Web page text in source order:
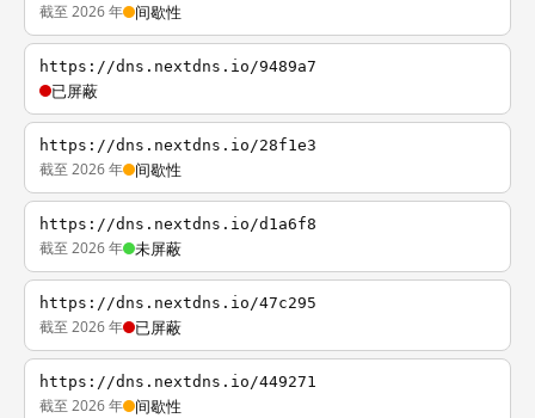
截至 2026 年 间歇性
https://dns.nextdns.io/9489a7
已屏蔽
https://dns.nextdns.io/28f1e3
截至 2026 年 间歇性
https://dns.nextdns.io/d1a6f8
截至 2026 年 未屏蔽
https://dns.nextdns.io/47c295
截至 2026 年 已屏蔽
https://dns.nextdns.io/449271
截至 2026 年 间歇性